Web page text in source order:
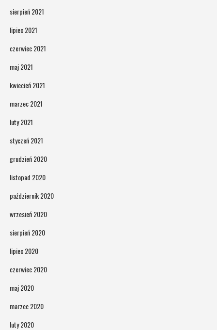
sierpień 2021
lipiec 2021
czerwiec 2021
maj 2021
kwiecień 2021
marzec 2021
luty 2021
styczeń 2021
grudzień 2020
listopad 2020
październik 2020
wrzesień 2020
sierpień 2020
lipiec 2020
czerwiec 2020
maj 2020
marzec 2020
luty 2020